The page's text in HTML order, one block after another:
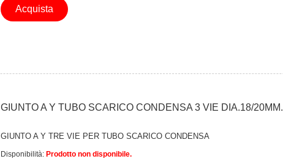
Acquista
GIUNTO A Y TUBO SCARICO CONDENSA 3 VIE DIA.18/20MM.
GIUNTO A Y TRE VIE PER TUBO SCARICO CONDENSA
Disponibilità: Prodotto non disponibile.